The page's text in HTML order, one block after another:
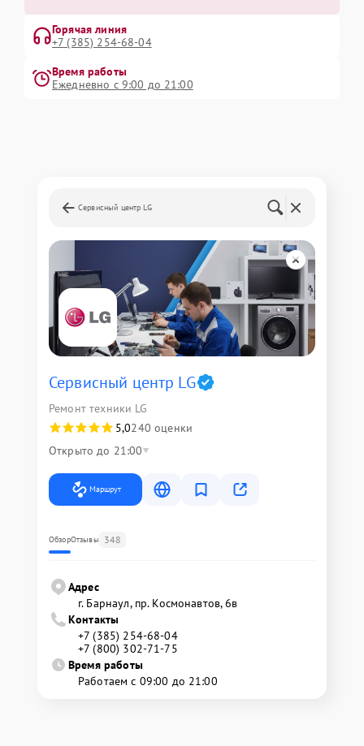
Горячая линия
+7 (385) 254-68-04
Время работы
Ежедневно с 9:00 до 21:00
Сервисный центр LG
Сервисный центр LG
Ремонт техники LG
5,0240 оценки
Открыто до 21:00
Маршрут
ОбзорОтзывы 348
Адрес
г. Барнаул, ​пр. Космонавтов, 6в
Контакты
+7 (385) 254-68-04
+7 (800) 302-71-75
Время работы
Работаем с 09:00 до 21:00